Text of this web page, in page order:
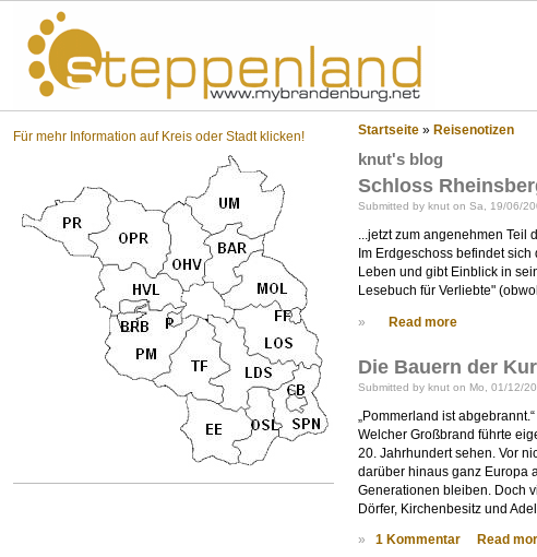
Für mehr Information auf Kreis oder Stadt klicken! Startseite » Reisenotizen
knut's blog
Schloss
Submitted by knut on Sa, 19/06/
...jetzt zum angenehmen Teil
Im Erdgeschoss befindet
Leben und gibt Einblick in
Lesebuch für Verliebte"
» Read more
Die Bauern der
Submitted by knut on Mo, 01/12/
„Pommerland ist
Welcher Großbrand führte
20. Jahrhundert sehen. Vor
darüber hinaus ganz Europa
Generationen bleiben. Doch
Dörfer, Kirchenbesitz und
» 1 Kommentar Read